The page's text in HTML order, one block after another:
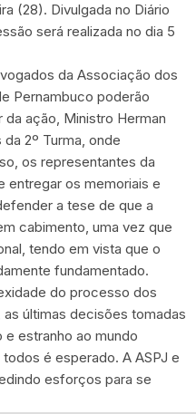
(28). Divulgada no Diário
será realizada no dia 5
da Associação dos
Pernambuco poderão
ação, Ministro Herman
2º Turma, onde
os representantes da
entregar os memoriais e
a tese de que a
cabimento, uma vez que
tendo em vista que o
fundamentado.
do processo dos
últimas decisões tomadas
estranho ao mundo
é esperado. A ASPJ e
esforços para se